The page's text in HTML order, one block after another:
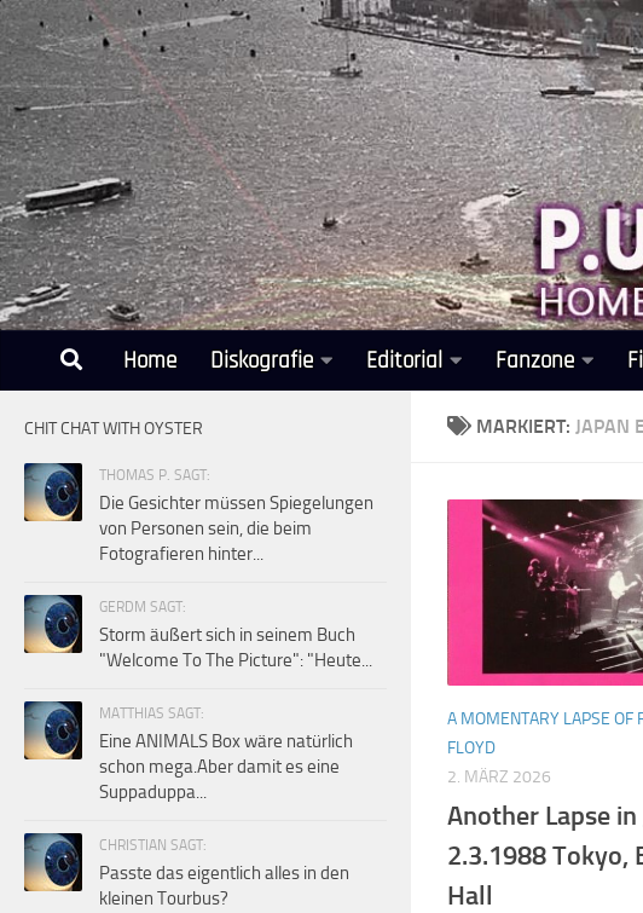
Unter dem Inhalt
Home Diskografie Editorial Fanzone
MARKIERT: JAPAN
A MOMENTARY LAPSE OF
FLOYD
2. MÄRZ 2026
Another Lapse
2.3.1988 Tokyo,
Hall
CHIT CHAT WITH OYSTER
THOMAS P. SAGT:
Die Gesichter müssen Spiegelungen
von Personen sein, die beim
Fotografieren hinter...
GERDM SAGT:
Storm äußert sich in seinem Buch
"Welcome To The Picture": "Heute...
MATTHIAS SAGT:
Eine ANIMALS Box wäre natürlich
schon mega.Aber damit es eine
Suppaduppa...
CHRISTIAN SAGT:
Passte das eigentlich alles in den
kleinen Tourbus?